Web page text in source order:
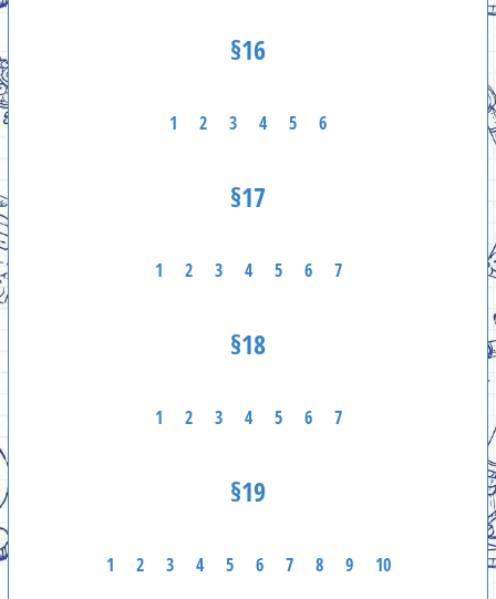
§16
1 2 3 4 5 6
§17
1 2 3 4 5 6 7
§18
1 2 3 4 5 6 7
§19
1 2 3 4 5 6 7 8 9 10